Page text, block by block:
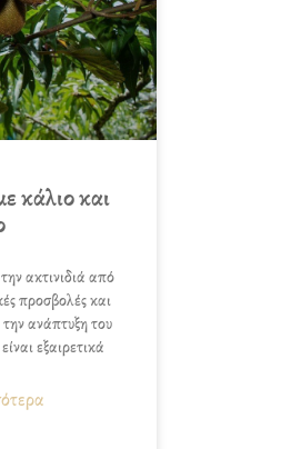
κάλιο και
ακτινιδιά από
προσβολές και
ανάπτυξη του
εξαιρετικά